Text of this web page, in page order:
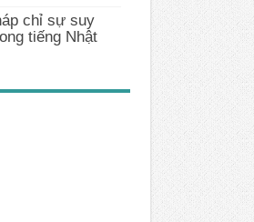
chỉ sự suy
tiếng Nhật